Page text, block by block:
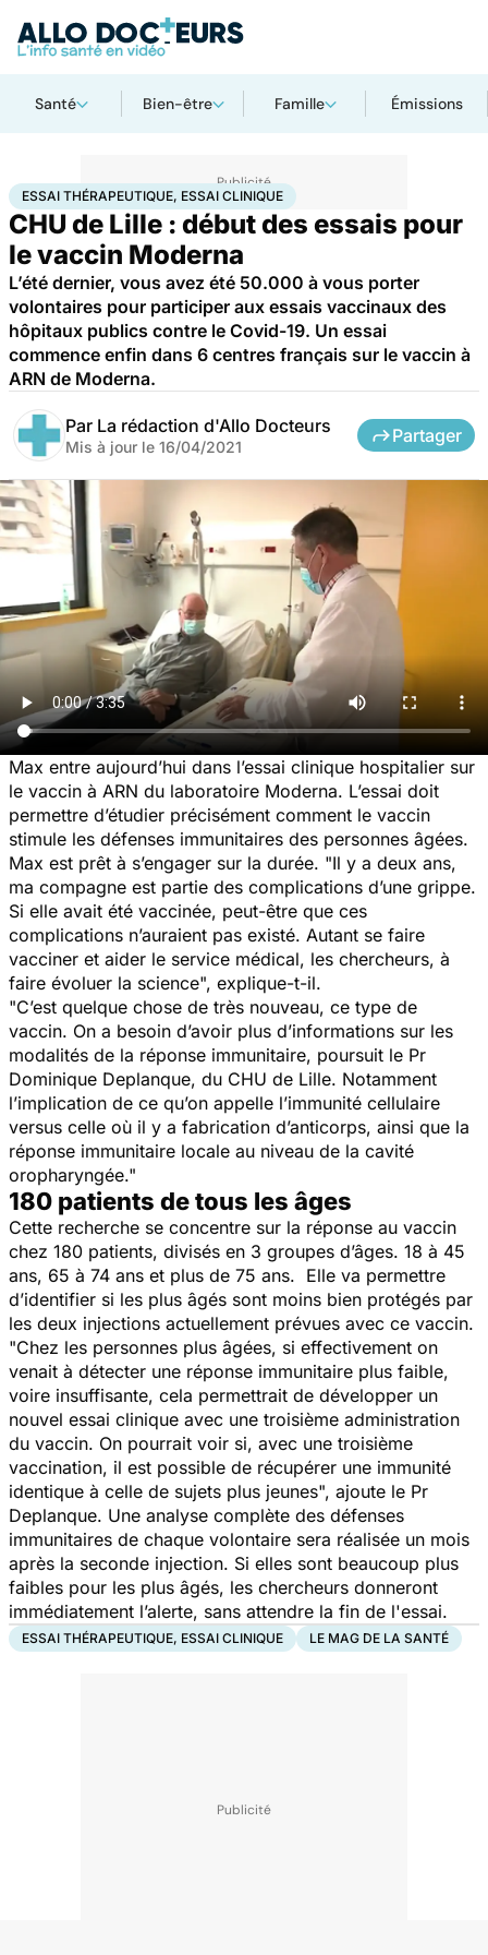
Santé Bien-être Famille Émissions
AccueilSantéEssai thérapeutique, essai clinique
ESSAI THÉRAPEUTIQUE, ESSAI CLINIQUE
CHU de Lille : début des essais pour
le vaccin Moderna
L’été dernier, vous avez été 50.000 à vous porter
volontaires pour participer aux essais vaccinaux des
hôpitaux publics contre le Covid-19. Un essai
commence enfin dans 6 centres français sur le vaccin à
ARN de Moderna.
Par La rédaction d'Allo Docteurs
Mis à jour le 16/04/2021
Partager
Max entre aujourd’hui dans l’essai clinique hospitalier sur
le vaccin à ARN du laboratoire Moderna. L’essai doit
permettre d’étudier précisément comment le vaccin
stimule les défenses immunitaires des personnes âgées.
Max est prêt à s’engager sur la durée. "Il y a deux ans,
ma compagne est partie des complications d’une grippe.
Si elle avait été vaccinée, peut-être que ces
complications n’auraient pas existé. Autant se faire
vacciner et aider le service médical, les chercheurs, à
faire évoluer la science", explique-t-il.
"C’est quelque chose de très nouveau, ce type de
vaccin. On a besoin d’avoir plus d’informations sur les
modalités de la réponse immunitaire, poursuit le Pr
Dominique Deplanque, du CHU de Lille. Notamment
l’implication de ce qu’on appelle l’immunité cellulaire
versus celle où il y a fabrication d’anticorps, ainsi que la
réponse immunitaire locale au niveau de la cavité
oropharyngée."
180 patients de tous les âges
Cette recherche se concentre sur la réponse au vaccin
chez 180 patients, divisés en 3 groupes d’âges. 18 à 45
ans, 65 à 74 ans et plus de 75 ans. Elle va permettre
d’identifier si les plus âgés sont moins bien protégés par
les deux injections actuellement prévues avec ce vaccin.
"Chez les personnes plus âgées, si effectivement on
venait à détecter une réponse immunitaire plus faible,
voire insuffisante, cela permettrait de développer un
nouvel essai clinique avec une troisième administration
du vaccin. On pourrait voir si, avec une troisième
vaccination, il est possible de récupérer une immunité
identique à celle de sujets plus jeunes", ajoute le Pr
Deplanque. Une analyse complète des défenses
immunitaires de chaque volontaire sera réalisée un mois
après la seconde injection. Si elles sont beaucoup plus
faibles pour les plus âgés, les chercheurs donneront
immédiatement l’alerte, sans attendre la fin de l'essai.
ESSAI THÉRAPEUTIQUE, ESSAI CLINIQUE LE MAG DE LA SANTÉ